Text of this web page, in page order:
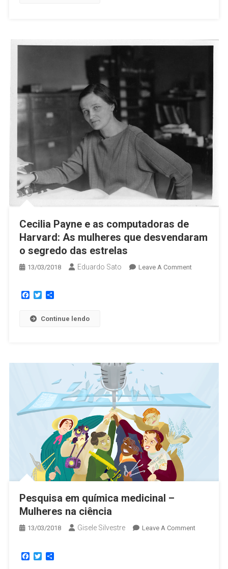
Cecilia Payne e as computadoras de
Harvard: As mulheres que desvendaram
o segredo das estrelas
13/03/2018 Eduardo Sato Leave A Comment
Facebook
TwitterShare
Continue lendo
Pesquisa em química medicinal –
Mulheres na ciência
13/03/2018 Gisele Silvestre Leave A Comment
Facebook
TwitterShare